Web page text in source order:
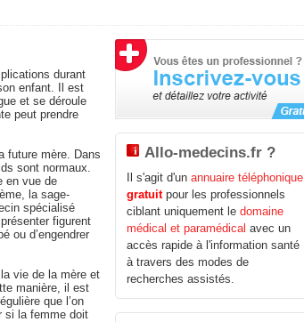
durant
enfant. Il est
et se déroule
peut prendre
future mère. Dans
sont normaux.
en vue de
la sage-
spécialisé
figurent
ou d’engendrer
vie de la mère et
manière, il est
que l’on
si la femme doit
Allo-medecins.fr ?
Il s'agit d'unannuaire téléphonique
gratuitpour les professionnels
ciblant uniquement ledomaine
médical et paramédical avec un
accès rapide à l'information santé
à travers des modes de
recherches assistés.